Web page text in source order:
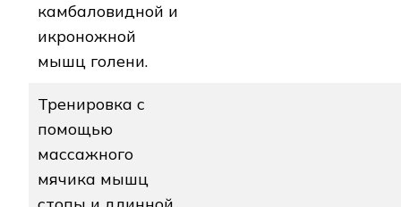
камбаловидной и
икроножной
мышц голени.
Тренировка с
помощью
массажного
мячика мышц